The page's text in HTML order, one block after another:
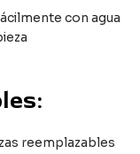
con agua
reemplazables